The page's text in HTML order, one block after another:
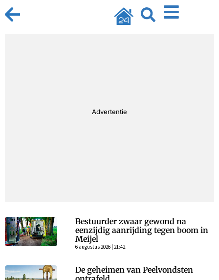
Advertentie
Bestuurder zwaar gewond na
eenzijdig aanrijding tegen boom in
Meijel
6 augustus 2026 | 21:42
De geheimen van Peelvondsten